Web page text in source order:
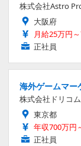
株式会社Astro
大阪府
月給25万円
正社員
海外ゲームマー
株式会社ドリコム
東京都
年収700万円
正社員